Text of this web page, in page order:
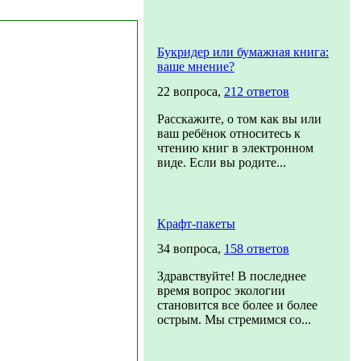
Букридер или бумажная книга:
ваше мнение?
22 вопроса, 212 ответов
Расскажите, о том как вы или
ваш ребёнок относитесь к
чтению книг в электронном
виде. Если вы родите...
Крафт-пакеты
34 вопроса, 158 ответов
Здравствуйте! В последнее
время вопрос экологии
становится все более и более
острым. Мы стремимся со...